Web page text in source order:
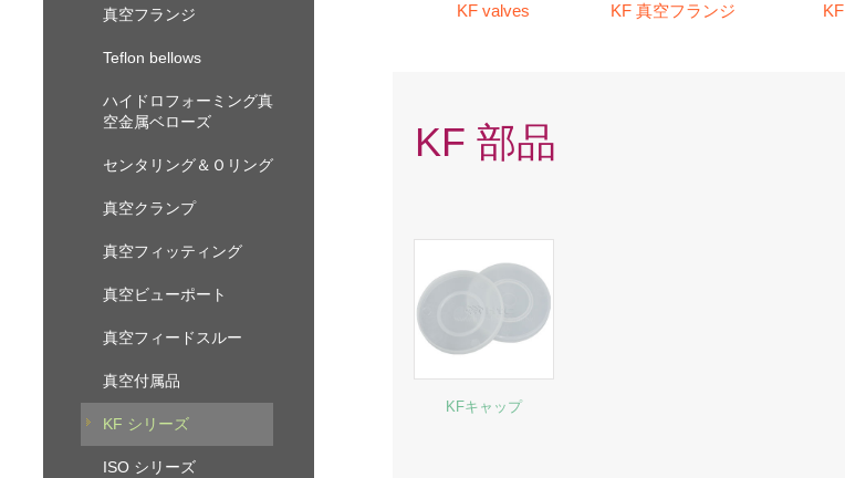
真空フランジ
Teflon bellows
ハイドロフォーミング真
空金属ベローズ
センタリング＆Ｏリング
真空クランプ
真空フィッティング
真空ビューポート
真空フィードスルー
真空付属品
KF シリーズ
ISO シリーズ
KF valves KF 真空フランジ
KF 部品
KFキャップ